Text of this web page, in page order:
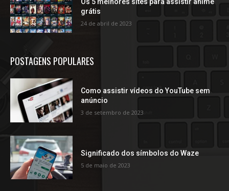
grátis
24 de abril de 2023
POSTAGENS POPULARES
Como assistir vídeos do YouTube sem
anúncio
3 de setembro de 2023
Significado dos símbolos do Waze
5 de maio de 2023